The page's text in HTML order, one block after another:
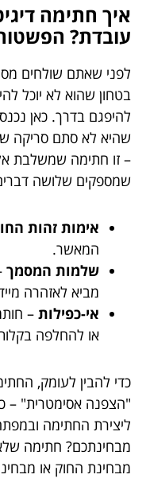
עובדת?
בטחון שהוא לא יוכל
להיפגם בדרך. כאן
שהיא לא סתם סריקה
– זו חתימה שמשלבת
שמספקים שלושה
אימות זהות
המאשר.
שלמות המסמך
מביא לאזהרה
אי-כפילות –
או להחלפה
כדי להבין לעומק,
"הצפנה אסימטרית" –
ליצירת החתימה
מבחינתכם? חתימה
מבחינת החוק או